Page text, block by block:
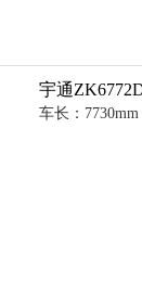
宇通
车长：7730mm